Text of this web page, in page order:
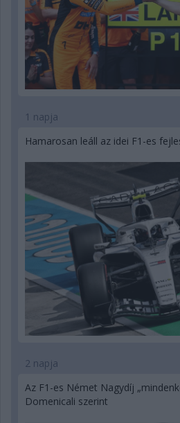
1 napja
Hamarosan leáll az idei F1-es
2 napja
Az F1-es Német Nagydíj
Domenicali szerint